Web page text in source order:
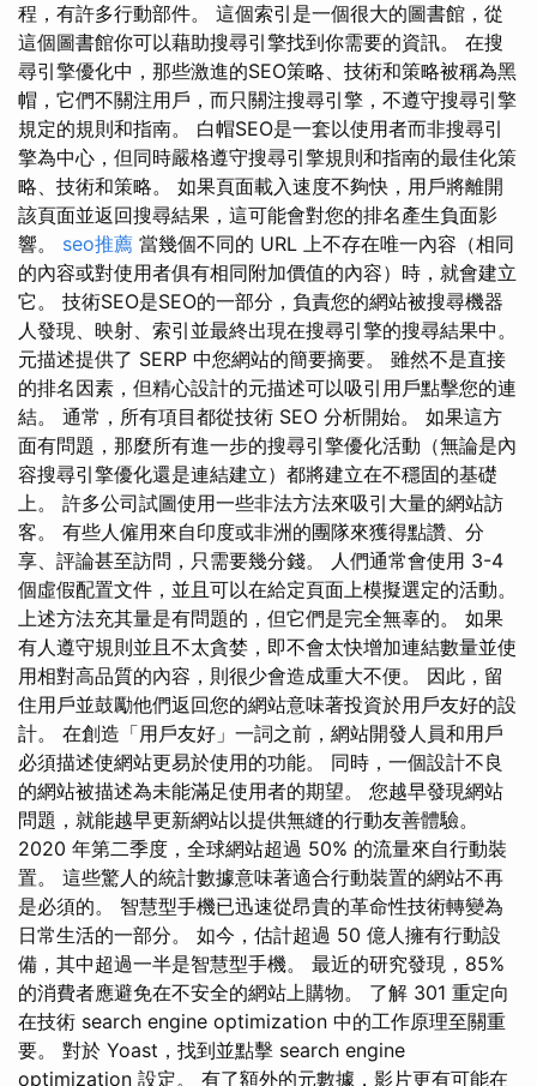
程，有許多行動部件。 這個索引是一個很大的圖書館，從
這個圖書館你可以藉助搜尋引擎找到你需要的資訊。 在搜
尋引擎優化中，那些激進的SEO策略、技術和策略被稱為黑
帽，它們不關注用戶，而只關注搜尋引擎，不遵守搜尋引擎
規定的規則和指南。 白帽SEO是一套以使用者而非搜尋引
擎為中心，但同時嚴格遵守搜尋引擎規則和指南的最佳化策
略、技術和策略。 如果頁面載入速度不夠快，用戶將離開
該頁面並返回搜尋結果，這可能會對您的排名產生負面影
響。 seo推薦 當幾個不同的 URL 上不存在唯一內容（相同
的內容或對使用者俱有相同附加價值的內容）時，就會建立
它。 技術SEO是SEO的一部分，負責您的網站被搜尋機器
人發現、映射、索引並最終出現在搜尋引擎的搜尋結果中。
元描述提供了 SERP 中您網站的簡要摘要。 雖然不是直接
的排名因素，但精心設計的元描述可以吸引用戶點擊您的連
結。 通常，所有項目都從技術 SEO 分析開始。 如果這方
面有問題，那麼所有進一步的搜尋引擎優化活動（無論是內
容搜尋引擎優化還是連結建立）都將建立在不穩固的基礎
上。 許多公司試圖使用一些非法方法來吸引大量的網站訪
客。 有些人僱用來自印度或非洲的團隊來獲得點讚、分
享、評論甚至訪問，只需要幾分錢。 人們通常會使用 3-4
個虛假配置文件，並且可以在給定頁面上模擬選定的活動。
上述方法充其量是有問題的，但它們是完全無辜的。 如果
有人遵守規則並且不太貪婪，即不會太快增加連結數量並使
用相對高品質的內容，則很少會造成重大不便。 因此，留
住用戶並鼓勵他們返回您的網站意味著投資於用戶友好的設
計。 在創造「用戶友好」一詞之前，網站開發人員和用戶
必須描述使網站更易於使用的功能。 同時，一個設計不良
的網站被描述為未能滿足使用者的期望。 您越早發現網站
問題，就能越早更新網站以提供無縫的行動友善體驗。
2020 年第二季度，全球網站超過 50% 的流量來自行動裝
置。 這些驚人的統計數據意味著適合行動裝置的網站不再
是必須的。 智慧型手機已迅速從昂貴的革命性技術轉變為
日常生活的一部分。 如今，估計超過 50 億人擁有行動設
備，其中超過一半是智慧型手機。 最近的研究發現，85%
的消費者應避免在不安全的網站上購物。 了解 301 重定向
在技術 search engine optimization 中的工作原理至關重
要。 對於 Yoast，找到並點擊 search engine
optimization 設定。 有了額外的元數據，影片更有可能在